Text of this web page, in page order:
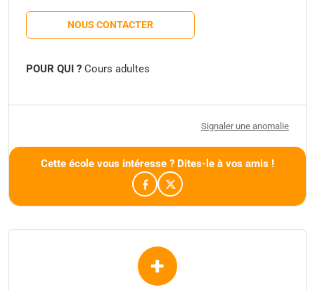
NOUS CONTACTER
POUR QUI ? Cours adultes
Signaler une anomalie
Cette école vous intéresse ? Dites-le à vos amis !
+